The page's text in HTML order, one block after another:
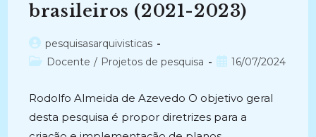
brasileiros (2021-2023)
Autor
do
pesquisasarquivisticas
Categoria
Docente / Projetos de pesquisa
Post16/07/2024
Rodolfo Almeida de Azevedo O objetivo geral
desta pesquisa é propor diretrizes para a